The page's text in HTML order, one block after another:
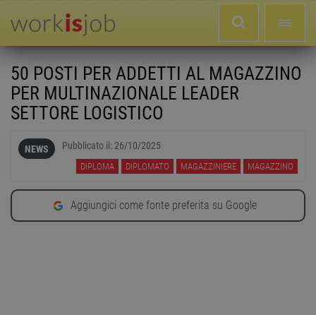
50 POSTI PER ADDETTI AL MAGAZZINO
PER MULTINAZIONALE LEADER
SETTORE LOGISTICO
NEWS Pubblicato il: 26/10/2025
DIPLOMA DIPLOMATO MAGAZZINIERE MAGAZZINO
Aggiungici come fonte preferita su Google